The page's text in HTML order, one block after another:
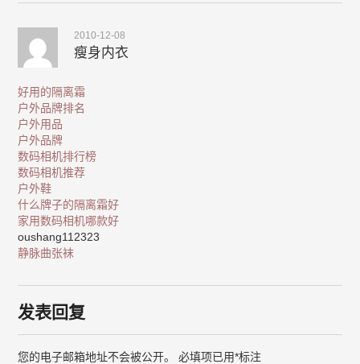
2010-12-08
瘦身内衣
好用的隔离霜
户外品牌排名
户外用品
户外品牌
数码相机排行榜
数码相机推荐
户外鞋
什么牌子的隔离霜好
家用数码相机哪款好
oushang112323
静脉曲张袜
发表回复
您的电子邮箱地址不会被公开。 必填项已用*标注